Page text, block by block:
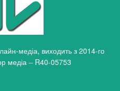
медіа, виходить з 2014-го
медіа – R40-05753